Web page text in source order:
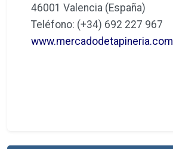
46001 Valencia (España)
Teléfono: (+34) 692 227 967
www.mercadodetapineria.com